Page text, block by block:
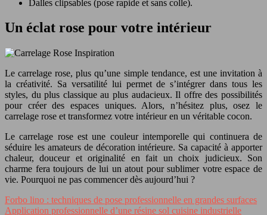
Dalles clipsables (pose rapide et sans colle).
Un éclat rose pour votre intérieur
Le carrelage rose, plus qu’une simple tendance, est une invitation à
la créativité. Sa versatilité lui permet de s’intégrer dans tous les
styles, du plus classique au plus audacieux. Il offre des possibilités
pour créer des espaces uniques. Alors, n’hésitez plus, osez le
carrelage rose et transformez votre intérieur en un véritable cocon.
Le carrelage rose est une couleur intemporelle qui continuera de
séduire les amateurs de décoration intérieure. Sa capacité à apporter
chaleur, douceur et originalité en fait un choix judicieux. Son
charme fera toujours de lui un atout pour sublimer votre espace de
vie. Pourquoi ne pas commencer dès aujourd’hui ?
Forbo lino : techniques de pose professionnelle en grandes surfaces
Application professionnelle d’une résine sol cuisine industrielle